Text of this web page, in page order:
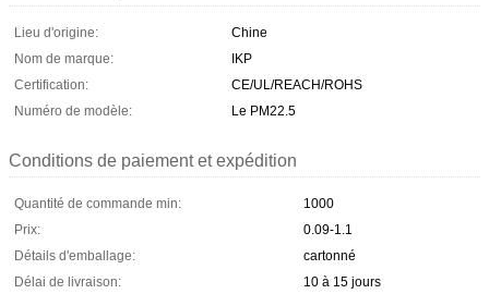
Lieu d'origine:
Chine
Nom de marque:
IKP
Certification:
CE/UL/REACH/ROHS
Numéro de modèle:
Le PM22.5
Conditions de paiement et expédition
Quantité de commande min:
1000
Prix:
0.09-1.1
Détails d'emballage:
cartonné
Délai de livraison:
10 à 15 jours